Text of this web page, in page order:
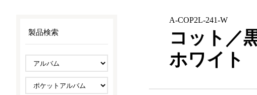
ノート・紙製品
スマートフォン・
タブレット関連
オーダー手帳・ノベルティ制作
ドキュメントスキャニングサービス
IR情報
サステナビリティ
A-COP2L-241-W
コット／
ホワイト
製品検索